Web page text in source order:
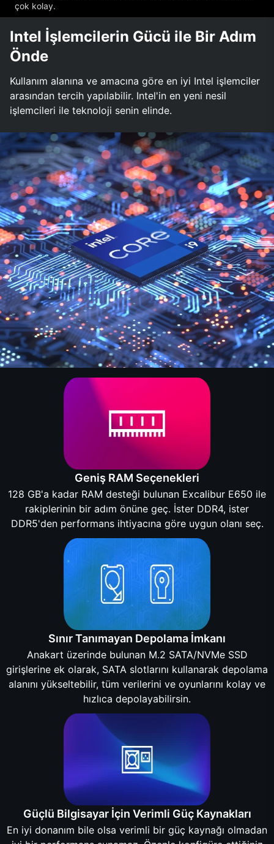
çok kolay.
Intel İşlemcilerin Gücü ile Bir Adım
Önde
Kullanım alanına ve amacına göre en iyi Intel işlemciler
arasından tercih yapılabilir. Intel'in en yeni nesil
işlemcileri ile teknoloji senin elinde.
Geniş RAM Seçenekleri
128 GB'a kadar RAM desteği bulunan Excalibur E650 ile
rakiplerinin bir adım önüne geç. İster DDR4, ister
DDR5'den performans ihtiyacına göre uygun olanı seç.
Sınır Tanımayan Depolama İmkanı
Anakart üzerinde bulunan M.2 SATA/NVMe SSD
girişlerine ek olarak, SATA slotlarını kullanarak depolama
alanını yükseltebilir, tüm verilerini ve oyunlarını kolay ve
hızlıca depolayabilirsin.
Güçlü Bilgisayar İçin Verimli Güç Kaynakları
En iyi donanım bile olsa verimli bir güç kaynağı olmadan